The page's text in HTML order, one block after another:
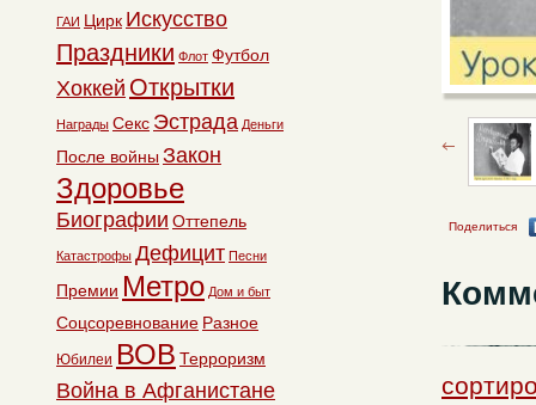
Поделиться
ГАИ Цирк Искусство
Праздники Флот Футбол
Хоккей Открытки
Награды Секс Эстрада Деньги
После войны Закон
Здоровье
Биографии Оттепель
Катастрофы Дефицит Песни
Премии Метро Дом и быт
Соцсоревнование Разное
Юбилеи ВОВ Терроризм
Война в Афганистане